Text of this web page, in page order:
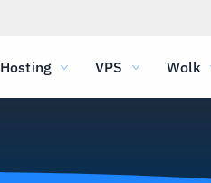
Hosting VPS Wolk